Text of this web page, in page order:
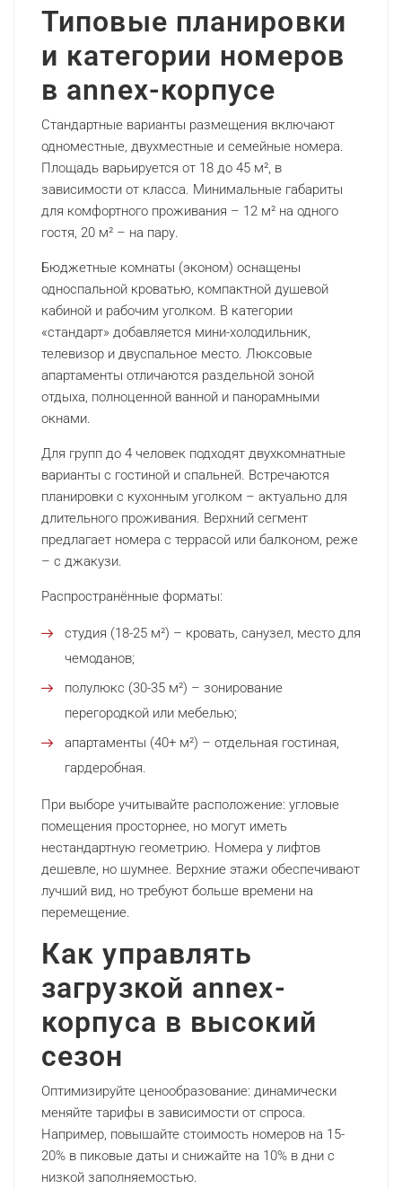
Типовые планировки
и категории номеров
в annex-корпусе
Стандартные варианты размещения включают
одноместные, двухместные и семейные номера.
Площадь варьируется от 18 до 45 м², в
зависимости от класса. Минимальные габариты
для комфортного проживания – 12 м² на одного
гостя, 20 м² – на пару.
Бюджетные комнаты (эконом) оснащены
односпальной кроватью, компактной душевой
кабиной и рабочим уголком. В категории
«стандарт» добавляется мини-холодильник,
телевизор и двуспальное место. Люксовые
апартаменты отличаются раздельной зоной
отдыха, полноценной ванной и панорамными
окнами.
Для групп до 4 человек подходят двухкомнатные
варианты с гостиной и спальней. Встречаются
планировки с кухонным уголком – актуально для
длительного проживания. Верхний сегмент
предлагает номера с террасой или балконом, реже
– с джакузи.
Распространённые форматы:
студия (18-25 м²) – кровать, санузел, место для
чемоданов;
полулюкс (30-35 м²) – зонирование
перегородкой или мебелью;
апартаменты (40+ м²) – отдельная гостиная,
гардеробная.
При выборе учитывайте расположение: угловые
помещения просторнее, но могут иметь
нестандартную геометрию. Номера у лифтов
дешевле, но шумнее. Верхние этажи обеспечивают
лучший вид, но требуют больше времени на
перемещение.
Как управлять
загрузкой annex-
корпуса в высокий
сезон
Оптимизируйте ценообразование: динамически
меняйте тарифы в зависимости от спроса.
Например, повышайте стоимость номеров на 15-
20% в пиковые даты и снижайте на 10% в дни с
низкой заполняемостью.